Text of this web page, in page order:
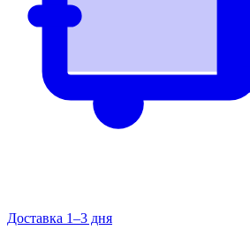
Доставка 1–3 дня